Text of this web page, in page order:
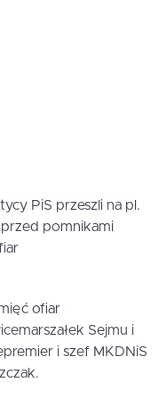
PiS przeszli na pl.
pomnikami
ofiar
Sejmu i
i szef MKDNiS